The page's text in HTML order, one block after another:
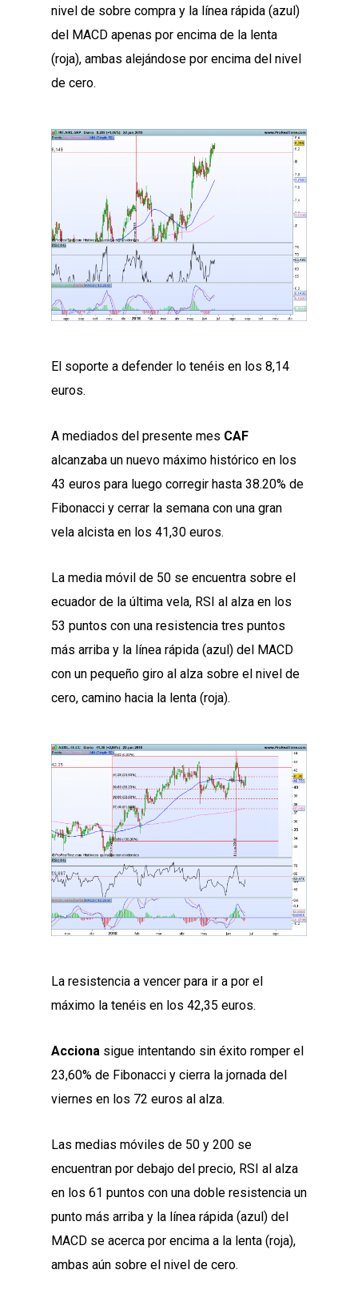
nivel de sobre compra y la línea rápida (azul)
del MACD apenas por encima de la lenta
(roja), ambas alejándose por encima del nivel
de cero.
El soporte a defender lo tenéis en los 8,14
euros.
A mediados del presente mes CAF
alcanzaba un nuevo máximo histórico en los
43 euros para luego corregir hasta 38.20% de
Fibonacci y cerrar la semana con una gran
vela alcista en los 41,30 euros.
La media móvil de 50 se encuentra sobre el
ecuador de la última vela, RSI al alza en los
53 puntos con una resistencia tres puntos
más arriba y la línea rápida (azul) del MACD
con un pequeño giro al alza sobre el nivel de
cero, camino hacia la lenta (roja).
La resistencia a vencer para ir a por el
máximo la tenéis en los 42,35 euros.
Acciona sigue intentando sin éxito romper el
23,60% de Fibonacci y cierra la jornada del
viernes en los 72 euros al alza.
Las medias móviles de 50 y 200 se
encuentran por debajo del precio, RSI al alza
en los 61 puntos con una doble resistencia un
punto más arriba y la línea rápida (azul) del
MACD se acerca por encima a la lenta (roja),
ambas aún sobre el nivel de cero.